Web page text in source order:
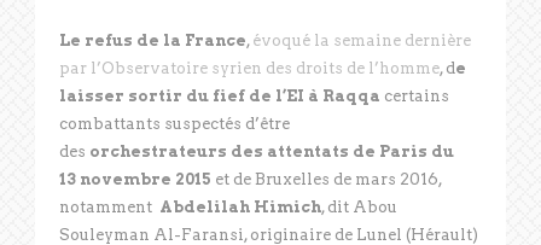
Le refus de la France, évoqué la semaine dernière
par l’Observatoire syrien des droits de l’homme, d e
laisser sortir du fief de l’EI à Raqqa certains
combattants suspectés d’être
des orchestrateurs des attentats de Paris du
13 novembre 2015 et de Bruxelles de mars 2016,
notamment Abdelilah Himich, dit Abou
Souleyman Al-Faransi, originaire de Lunel (Hérault)